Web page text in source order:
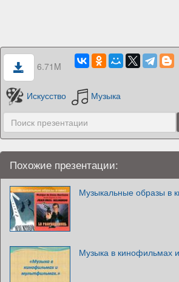
6.71M
Искусство Музыка
Похожие презентации:
Музыкальные образы в
Музыка в кинофильмах